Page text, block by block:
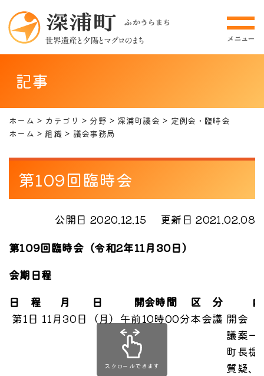
記事
ホーム カテゴリ 分野 深浦町議会
定例会・臨時会
ホーム
組織 議会事務局
第109回臨時会
公開日 2020.12.15
更新日 2021.02.08
第109回臨時会（令和2年11月30日）
会期日程
日 程
月 日 開会時間 区 分
第1日 11月30日（月） 午前10時00分本会議 開会
議案一
町長提
質疑、
スクロールできます